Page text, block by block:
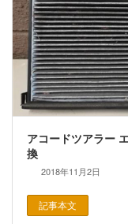
アコードツアラー
換
2018年11月2日
記事本文